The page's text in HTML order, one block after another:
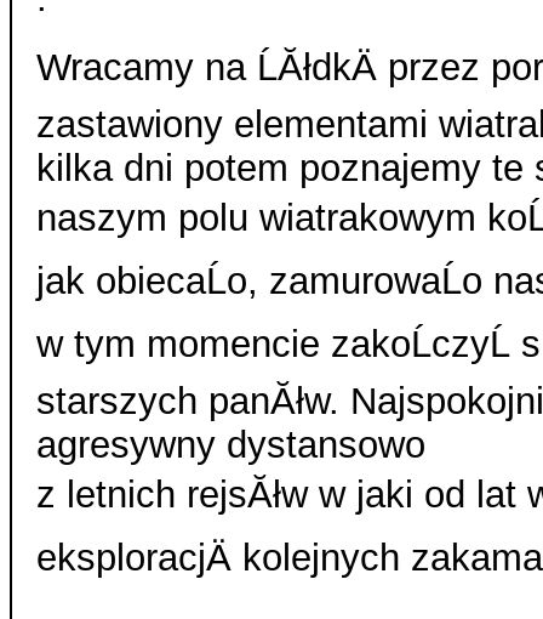
Wracamy na ĹĂłdkÄ przez
zastawiony elementami
kilka dni potem poznajemy te
naszym polu wiatrakowym
jak obiecaĹo, zamurowaĹo
w tym momencie zakoĹczyĹ
starszych panĂłw.
agresywny dystansowo
z letnich rejsĂłw w jaki od lat
eksploracjÄ kolejnych